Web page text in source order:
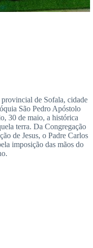
de Sofala, cidade
São Pedro Apóstolo
30 de maio, a histórica
terra. Da Congregação
de Jesus, o Padre Carlos
imposição das mãos do